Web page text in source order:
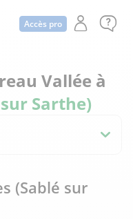
Accès pro
Vallée à
Sarthe)
(Sablé sur